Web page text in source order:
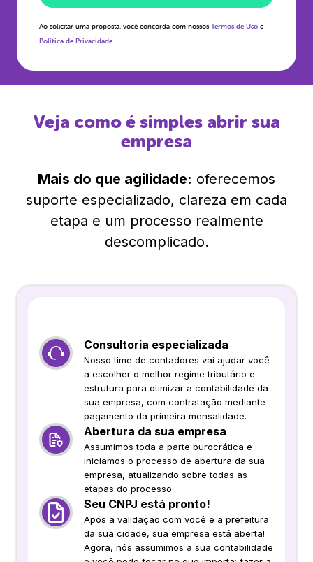
Ao solicitar uma proposta, você concorda com nossos Termos de Uso e
Política de Privacidade
Veja como é simples abrir sua
empresa
Mais do que agilidade: oferecemos
suporte especializado, clareza em cada
etapa e um processo realmente
descomplicado.
Consultoria especializada
Nosso time de contadores vai ajudar você
a escolher o melhor regime tributário e
estrutura para otimizar a contabilidade da
sua empresa, com contratação mediante
pagamento da primeira mensalidade.
Abertura da sua empresa
Assumimos toda a parte burocrática e
iniciamos o processo de abertura da sua
empresa, atualizando sobre todas as
etapas do processo.
Seu CNPJ está pronto!
Após a validação com você e a prefeitura
da sua cidade, sua empresa está aberta!
Agora, nós assumimos a sua contabilidade